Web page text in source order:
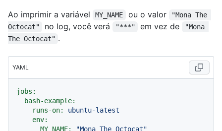
Ao imprimir a variável MY_NAME ou o valor
"Mona The
Octocat"
no log, você verá "***" em vez de
"Mona
The Octocat" .
YAML
jobs:
bash-example:
runs-on:
ubuntu-latest
env:
MY_NAME:
"Mona The Octocat"